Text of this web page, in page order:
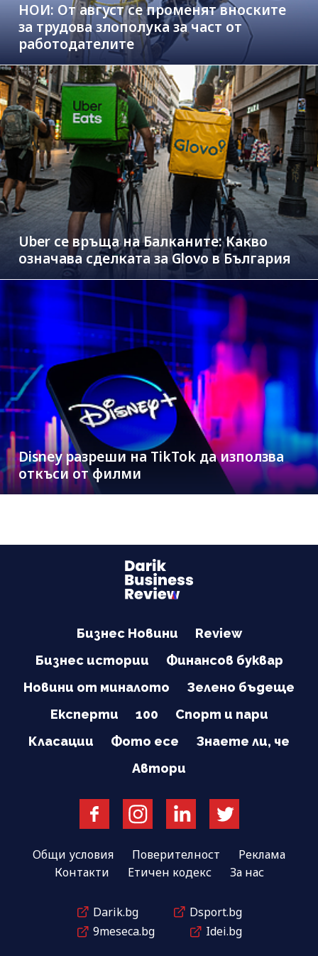
НОИ: От август се променят вноските
за трудова злополука за част от
работодателите
Uber се връща на Балканите: Какво
означава сделката за Glovo в България
Disney разреши на TikTok да използва
откъси от филми
Бизнес Новини
Review
Бизнес истории
Финансов буквар
Новини от миналото
Зелено бъдеще
Експерти
100
Спорт и пари
Класации
Фото есе
Знаете ли, че
Автори
Общи условия Поверителност
Реклама
Контакти
Етичен кодекс За нас
Darik.bg
Dsport.bg
9meseca.bg
Idei.bg